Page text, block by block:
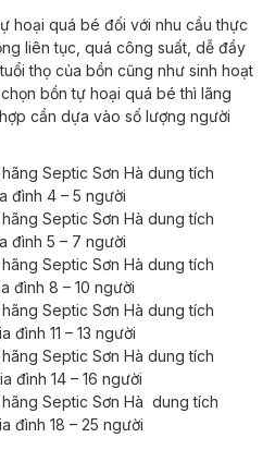
hoại quá bé đối với nhu cầu thực
liên tục, quá công suất, dễ đầy
thọ của bồn cũng như sinh hoạt
bồn tự hoại quá bé thì lãng
cần dựa vào số lượng người
Septic Sơn Hà dung tích
đình 4 – 5 người
Septic Sơn Hà dung tích
đình 5 – 7 người
Septic Sơn Hà dung tích
đình 8 – 10 người
Septic Sơn Hà dung tích
đình 11 – 13 người
Septic Sơn Hà dung tích
đình 14 – 16 người
Septic Sơn Hà dung tích
đình 18 – 25 người